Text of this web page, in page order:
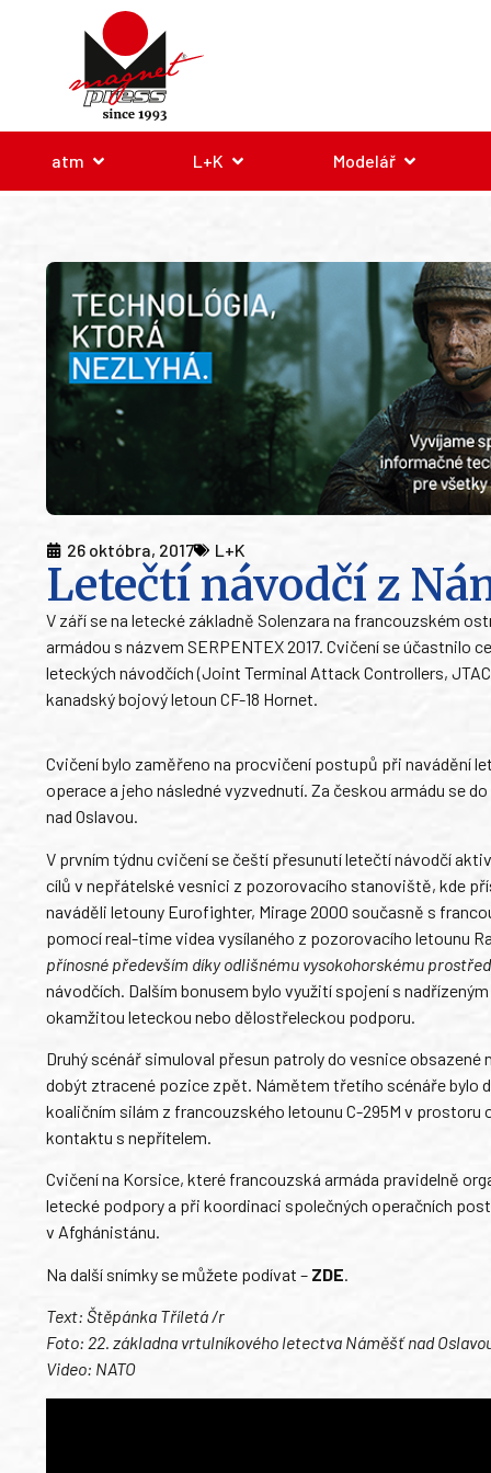
atm L+K Modelář
26 októbra, 2017 L+K
Letečtí návodčí z
V září se na letecké základně Solenzara na francouzském
armádou s názvem SERPENTEX 2017. Cvičení se účastnilo
leteckých návodčích (Joint Terminal Attack Controllers,
kanadský bojový letoun CF-18 Hornet.
Cvičení bylo zaměřeno na procvičení postupů při navádění
operace a jeho následné vyzvednutí. Za českou armádu se
nad Oslavou.
V prvním týdnu cvičení se čeští přesunutí letečtí návodčí
cílů v nepřátelské vesnici z pozorovacího stanoviště, kde
naváděli letouny Eurofighter, Mirage 2000 současně s
pomocí real-time videa vysílaného z pozorovacího letounu
přínosné především díky odlišnému vysokohorskému
návodčích. Dalším bonusem bylo využití spojení s
okamžitou leteckou nebo dělostřeleckou podporu.
Druhý scénář simuloval přesun patroly do vesnice
dobýt ztracené pozice zpět. Námětem třetího scénáře bylo
koaličním silám z francouzského letounu C-295M v
kontaktu s nepřítelem.
Cvičení na Korsice, které francouzská armáda pravidelně
letecké podpory a při koordinaci společných operačních
v Afghánistánu.
Na další snímky se můžete podívat – ZDE
Text: Štěpánka Tříletá /r
Foto: 22. základna vrtulníkového letectva Náměšť nad
Video: NATO